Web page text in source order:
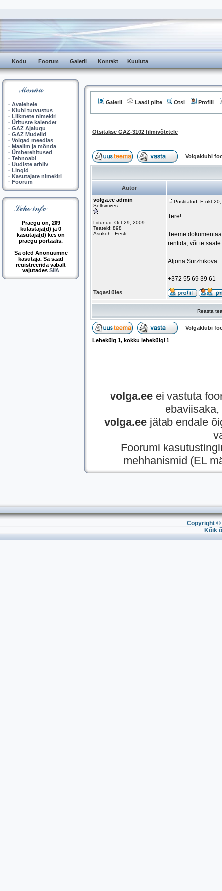
Kodu Foorum Galerii Kontakt Kuuluta
· Avalehele
· Klubi tutvustus
· Liikmete nimekiri
· Ürituste kalender
· GAZ Ajalugu
· GAZ Mudelid
· Volgad meedias
· Maailm ja mõnda
· Ümberehitused
· Tehnoabi
· Uudiste arhiiv
· Lingid
· Kasutajate nimekiri
· Foorum
Praegu on, 289
külastaja(d) ja 0
kasutaja(d) kes on
praegu portaalis.
Sa oled Anonüümne
kasutaja. Sa saad
registreerida vabalt
vajutades SIIA
Galerii Laadi pilte Otsi Profiil
Otsitakse GAZ-3102 filmivõtetele
Volgaklubi
Autor
volga.ee admin
Seltsimees
Liitunud: Oct 29, 2009
Teateid: 898
Asukoht: Eesti
Postitatud: E okt
Tere!
Teeme
rentida, või te
Aljona Surzhikova
+372 55 69 39 61
Tagasi üles
Reasta
Volgaklubi
Lehekülg 1, kokku lehekülgi 1
volga.eeei vastuta
volga.ee jätab endale
Foorumi
mehhanismid (EL
Copyright ©
Kõik